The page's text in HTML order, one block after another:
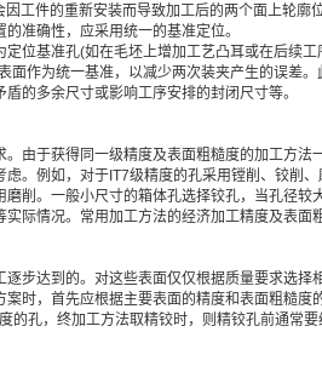
工件的重新安装而导致加工后的两个面上轮廓
准确性，应采用统一的基准定位。
位基准孔(如在毛坯上增加工艺凸耳或在后续工
作为统一基准，以减少两次装夹产生的误差。
的多余尺寸或影响工序安排的封闭尺寸等。
由于获得同一级精度及表面粗糙度的加工方法
。例如，对于IT7级精度的孔采用镗削、铰削
削。一般小尺寸的箱体孔选择铰孔，当孔径较
际情况。常用加工方法的经济加工精度及表面
步达到的。对这些表面仅仅根据质量要求选择
时，首先应根据主要表面的精度和表面粗糙度
的孔，终加工方法取精铰时，则精铰孔前通常